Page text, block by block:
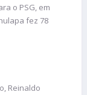
o PSG, em
fez 78
Reinaldo